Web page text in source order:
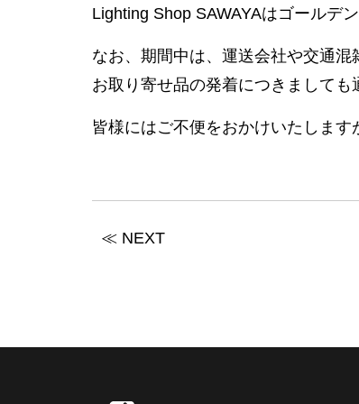
Lighting Shop SAWAYAはゴールデ
なお、期間中は、運送会社や交通混
お取り寄せ品の発着につきましても
皆様にはご不便をおかけいたします
≪ NEXT